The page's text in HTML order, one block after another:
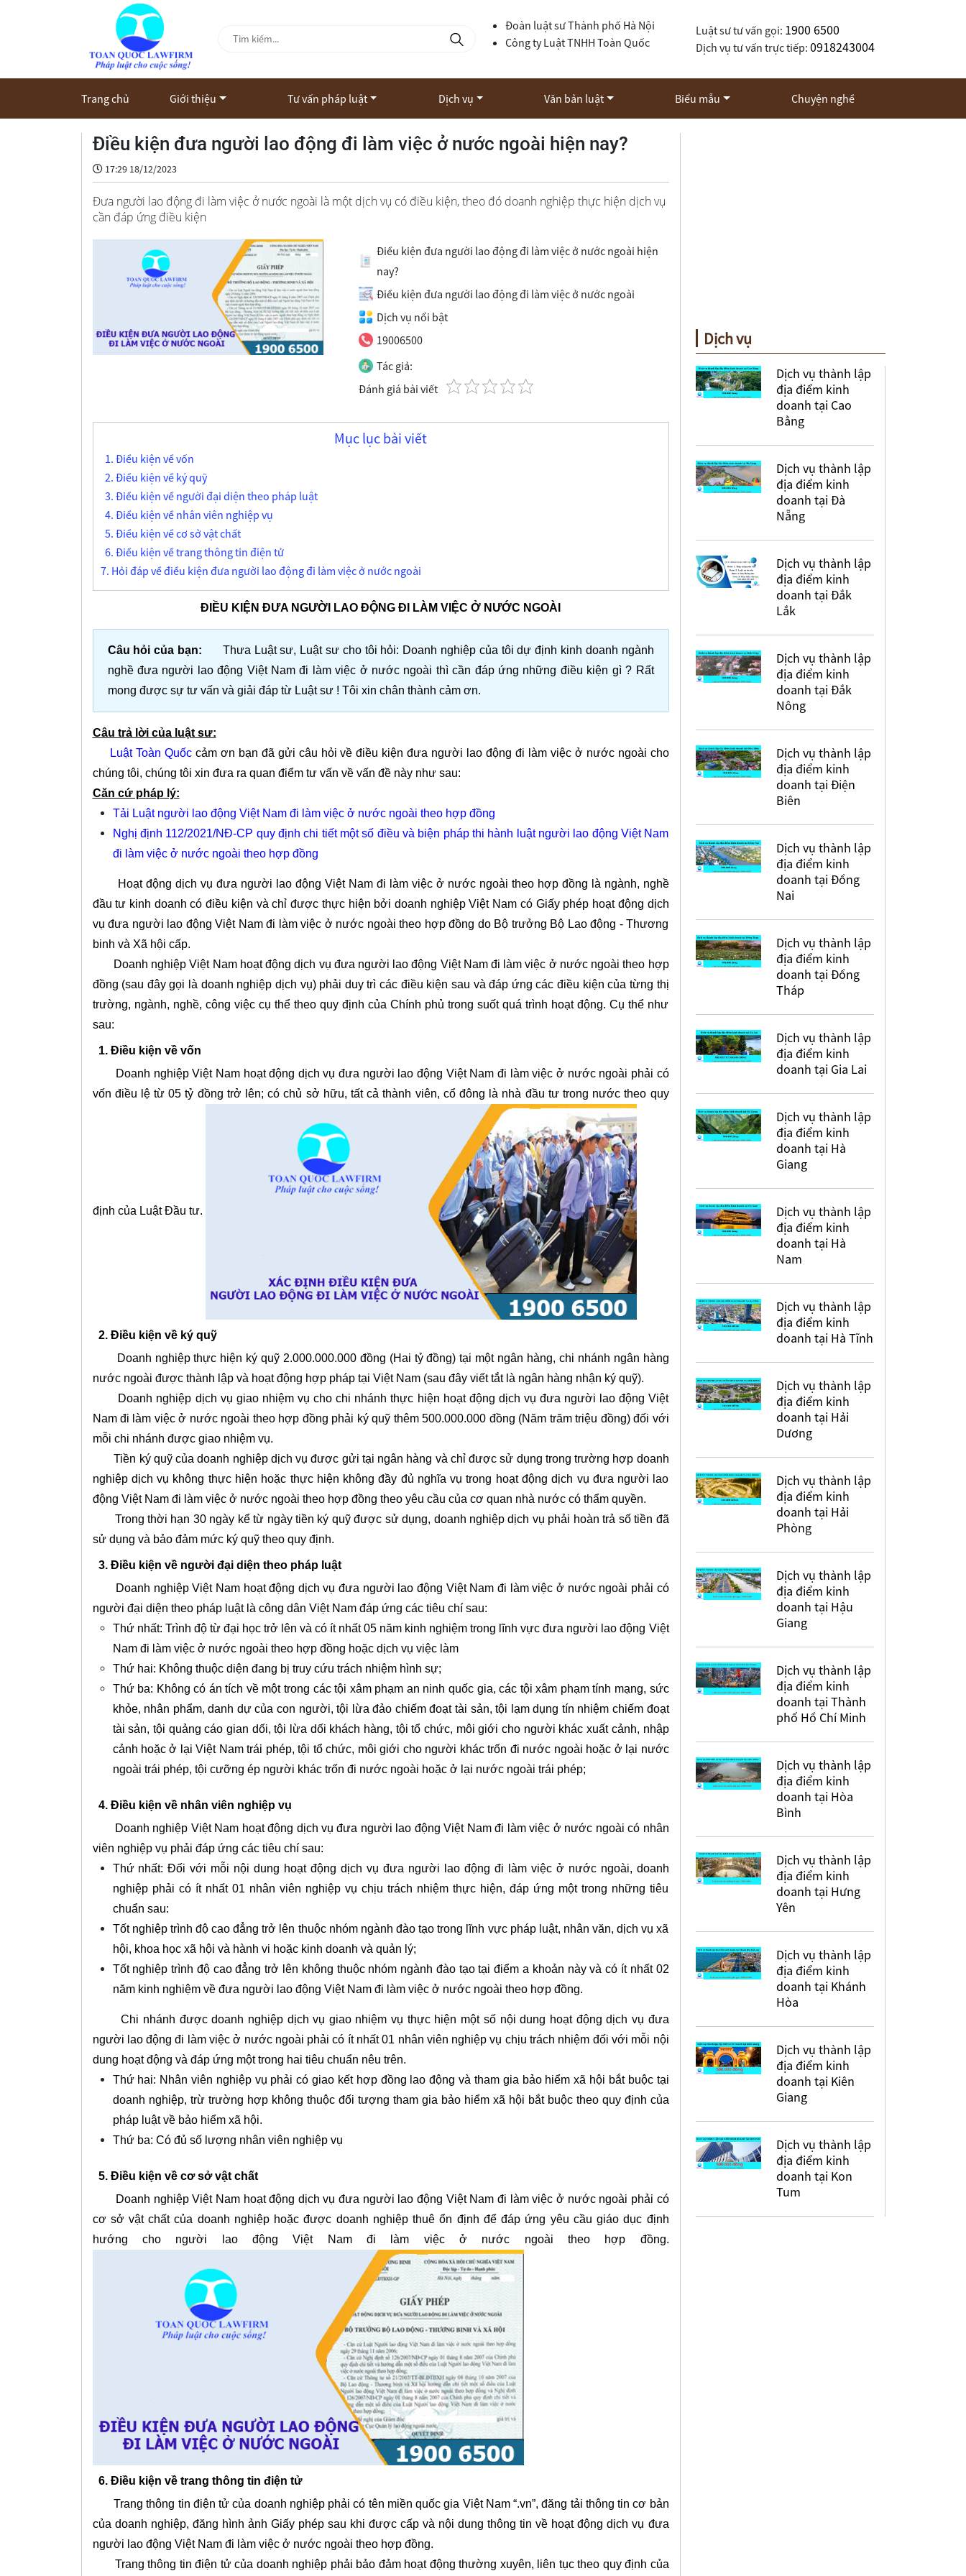
Đoàn luật sư Thành phố Hà Nội
Công ty Luật TNHH Toàn Quốc
Luật sư tư vấn gọi: 1900 6500
Dịch vụ tư vấn trực tiếp: 0918243004
Trang chủ Giới thiệu Tư vấn pháp luật Dịch vụ Văn bản luật Biểu mẫu Chuyện nghề
Điều kiện đưa người lao động đi làm việc ở nước ngoài hiện nay?
17:29 18/12/2023
Đưa người lao động đi làm việc ở nước ngoài là một dịch vụ có điều kiện, theo đó doanh nghiệp thực hiện dịch vụ
cần đáp ứng điều kiện
Điều kiện đưa người lao động đi làm việc ở nước ngoài hiện
nay?
Điều kiện đưa người lao động đi làm việc ở nước ngoài
Dịch vụ nổi bật
19006500
Tác giả:
Đánh giá bài viết
Mục lục bài viết
1. Điều kiện về vốn
2. Điều kiện về ký quỹ
3. Điều kiện về người đại diện theo pháp luật
4. Điều kiện về nhân viên nghiệp vụ
5. Điều kiện về cơ sở vật chất
6. Điều kiện về trang thông tin điện tử
7. Hỏi đáp về điều kiện đưa người lao động đi làm việc ở nước ngoài
ĐIỀU KIỆN ĐƯA NGƯỜI LAO ĐỘNG ĐI LÀM VIỆC Ở NƯỚC NGOÀI
Câu hỏi của bạn:
Thưa Luật sư, Luật sư cho tôi hỏi: Doanh nghiệp của tôi dự định kinh doanh ngành
nghề đưa người lao động Việt Nam đi làm việc ở nước ngoài thì cần đáp ứng những điều kiện gì ? Rất
mong được sự tư vấn và giải đáp từ Luật sư ! Tôi xin chân thành cảm ơn.
Câu trả lời của luật sư:
Luật Toàn Quốc cảm ơn bạn đã gửi câu hỏi về điều kiện đưa người lao động đi làm việc ở nước ngoài cho
chúng tôi, chúng tôi xin đưa ra quan điểm tư vấn về vấn đề này như sau:
Căn cứ pháp lý:
Tải Luật người lao động Việt Nam đi làm việc ở nước ngoài theo hợp đồng
Nghị định 112/2021/NĐ-CP quy định chi tiết một số điều và biện pháp thi hành luật người lao động Việt Nam
đi làm việc ở nước ngoài theo hợp đồng
Hoạt động dịch vụ đưa người lao động Việt Nam đi làm việc ở nước ngoài theo hợp đồng là ngành, nghề
đầu tư kinh doanh có điều kiện và chỉ được thực hiện bởi doanh nghiệp Việt Nam có Giấy phép hoạt động dịch
vụ đưa người lao động Việt Nam đi làm việc ở nước ngoài theo hợp đồng do Bộ trưởng Bộ Lao động - Thương
binh và Xã hội cấp.
Doanh nghiệp Việt Nam hoạt động dịch vụ đưa người lao động Việt Nam đi làm việc ở nước ngoài theo hợp
đồng (sau đây gọi là doanh nghiệp dịch vụ) phải duy trì các điều kiện sau và đáp ứng các điều kiện của từng thị
trường, ngành, nghề, công việc cụ thể theo quy định của Chính phủ trong suốt quá trình hoạt động. Cụ thể như
sau:
1. Điều kiện về vốn
Doanh nghiệp Việt Nam hoạt động dịch vụ đưa người lao động Việt Nam đi làm việc ở nước ngoài phải có
vốn điều lệ từ 05 tỷ đồng trở lên; có chủ sở hữu, tất cả thành viên, cổ đông là nhà đầu tư trong nước theo quy
định của Luật Đầu tư.
2. Điều kiện về ký quỹ
Doanh nghiệp thực hiện ký quỹ 2.000.000.000 đồng (Hai tỷ đồng) tại một ngân hàng, chi nhánh ngân hàng
nước ngoài được thành lập và hoạt động hợp pháp tại Việt Nam (sau đây viết tắt là ngân hàng nhận ký quỹ).
Doanh nghiệp dịch vụ giao nhiệm vụ cho chi nhánh thực hiện hoạt động dịch vụ đưa người lao động Việt
Nam đi làm việc ở nước ngoài theo hợp đồng phải ký quỹ thêm 500.000.000 đồng (Năm trăm triệu đồng) đối với
mỗi chi nhánh được giao nhiệm vụ.
Tiền ký quỹ của doanh nghiệp dịch vụ được gửi tại ngân hàng và chỉ được sử dụng trong trường hợp doanh
nghiệp dịch vụ không thực hiện hoặc thực hiện không đầy đủ nghĩa vụ trong hoạt động dịch vụ đưa người lao
động Việt Nam đi làm việc ở nước ngoài theo hợp đồng theo yêu cầu của cơ quan nhà nước có thẩm quyền.
Trong thời hạn 30 ngày kể từ ngày tiền ký quỹ được sử dụng, doanh nghiệp dịch vụ phải hoàn trả số tiền đã
sử dụng và bảo đảm mức ký quỹ theo quy định.
3. Điều kiện về người đại diện theo pháp luật
Doanh nghiệp Việt Nam hoạt động dịch vụ đưa người lao động Việt Nam đi làm việc ở nước ngoài phải có
người đại diện theo pháp luật là công dân Việt Nam đáp ứng các tiêu chí sau:
Thứ nhất: Trình độ từ đại học trở lên và có ít nhất 05 năm kinh nghiệm trong lĩnh vực đưa người lao động Việt
Nam đi làm việc ở nước ngoài theo hợp đồng hoặc dịch vụ việc làm
Thứ hai: Không thuộc diện đang bị truy cứu trách nhiệm hình sự;
Thứ ba: Không có án tích về một trong các tội xâm phạm an ninh quốc gia, các tội xâm phạm tính mạng, sức
khỏe, nhân phẩm, danh dự của con người, tội lừa đảo chiếm đoạt tài sản, tội lạm dụng tín nhiệm chiếm đoạt
tài sản, tội quảng cáo gian dối, tội lừa dối khách hàng, tội tổ chức, môi giới cho người khác xuất cảnh, nhập
cảnh hoặc ở lại Việt Nam trái phép, tội tổ chức, môi giới cho người khác trốn đi nước ngoài hoặc ở lại nước
ngoài trái phép, tội cưỡng ép người khác trốn đi nước ngoài hoặc ở lại nước ngoài trái phép;
4. Điều kiện về nhân viên nghiệp vụ
Doanh nghiệp Việt Nam hoạt động dịch vụ đưa người lao động Việt Nam đi làm việc ở nước ngoài có nhân
viên nghiệp vụ phải đáp ứng các tiêu chí sau:
Thứ nhất: Đối với mỗi nội dung hoạt động dịch vụ đưa người lao động đi làm việc ở nước ngoài, doanh
nghiệp phải có ít nhất 01 nhân viên nghiệp vụ chịu trách nhiệm thực hiện, đáp ứng một trong những tiêu
chuẩn sau:
Tốt nghiệp trình độ cao đẳng trở lên thuộc nhóm ngành đào tạo trong lĩnh vực pháp luật, nhân văn, dịch vụ xã
hội, khoa học xã hội và hành vi hoặc kinh doanh và quản lý;
Tốt nghiệp trình độ cao đẳng trở lên không thuộc nhóm ngành đào tạo tại điểm a khoản này và có ít nhất 02
năm kinh nghiệm về đưa người lao động Việt Nam đi làm việc ở nước ngoài theo hợp đồng.
Chi nhánh được doanh nghiệp dịch vụ giao nhiệm vụ thực hiện một số nội dung hoạt động dịch vụ đưa
người lao động đi làm việc ở nước ngoài phải có ít nhất 01 nhân viên nghiệp vụ chịu trách nhiệm đối với mỗi nội
dung hoạt động và đáp ứng một trong hai tiêu chuẩn nêu trên.
Thứ hai: Nhân viên nghiệp vụ phải có giao kết hợp đồng lao động và tham gia bảo hiểm xã hội bắt buộc tại
doanh nghiệp, trừ trường hợp không thuộc đối tượng tham gia bảo hiểm xã hội bắt buộc theo quy định của
pháp luật về bảo hiểm xã hội.
Thứ ba: Có đủ số lượng nhân viên nghiệp vụ
5. Điều kiện về cơ sở vật chất
Doanh nghiệp Việt Nam hoạt động dịch vụ đưa người lao động Việt Nam đi làm việc ở nước ngoài phải có
cơ sở vật chất của doanh nghiệp hoặc được doanh nghiệp thuê ổn định để đáp ứng yêu cầu giáo dục định
hướng cho người lao động Việt Nam đi làm việc ở nước ngoài theo hợp đồng.
6. Điều kiện về trang thông tin điện tử
Trang thông tin điện tử của doanh nghiệp phải có tên miền quốc gia Việt Nam “.vn”, đăng tải thông tin cơ bản
của doanh nghiệp, đăng hình ảnh Giấy phép sau khi được cấp và nội dung thông tin về hoạt động dịch vụ đưa
người lao động Việt Nam đi làm việc ở nước ngoài theo hợp đồng.
Trang thông tin điện tử của doanh nghiệp phải bảo đảm hoạt động thường xuyên, liên tục theo quy định của
Dịch vụ
Dịch vụ thành lập
địa điểm kinh
doanh tại Cao
Bằng
Dịch vụ thành lập
địa điểm kinh
doanh tại Đà
Nẵng
Dịch vụ thành lập
địa điểm kinh
doanh tại Đắk
Lắk
Dịch vụ thành lập
địa điểm kinh
doanh tại Đắk
Nông
Dịch vụ thành lập
địa điểm kinh
doanh tại Điện
Biên
Dịch vụ thành lập
địa điểm kinh
doanh tại Đồng
Nai
Dịch vụ thành lập
địa điểm kinh
doanh tại Đồng
Tháp
Dịch vụ thành lập
địa điểm kinh
doanh tại Gia Lai
Dịch vụ thành lập
địa điểm kinh
doanh tại Hà
Giang
Dịch vụ thành lập
địa điểm kinh
doanh tại Hà
Nam
Dịch vụ thành lập
địa điểm kinh
doanh tại Hà Tĩnh
Dịch vụ thành lập
địa điểm kinh
doanh tại Hải
Dương
Dịch vụ thành lập
địa điểm kinh
doanh tại Hải
Phòng
Dịch vụ thành lập
địa điểm kinh
doanh tại Hậu
Giang
Dịch vụ thành lập
địa điểm kinh
doanh tại Thành
phố Hồ Chí Minh
Dịch vụ thành lập
địa điểm kinh
doanh tại Hòa
Bình
Dịch vụ thành lập
địa điểm kinh
doanh tại Hưng
Yên
Dịch vụ thành lập
địa điểm kinh
doanh tại Khánh
Hòa
Dịch vụ thành lập
địa điểm kinh
doanh tại Kiên
Giang
Dịch vụ thành lập
địa điểm kinh
doanh tại Kon
Tum